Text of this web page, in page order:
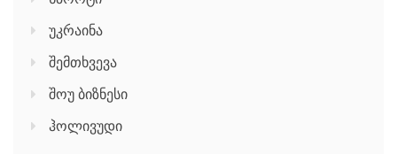
უკრაინა
შემთხვევა
შოუ ბიზნესი
ჰოლივუდი